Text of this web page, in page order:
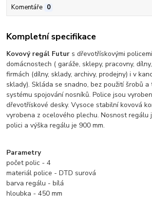
Komentáře 0
Kompletní specifikace
Kovový regál Futur s dřevotřískovými
domácnostech ( garáže, sklepy, pracovny,
firmách (dílny, sklady, archivy, prodejny) i v
sklady). Skláda se snadno, bez použití šrobů
systému spojování nosníků. Police jsou
dřevotřískové desky. Vysoce stabilní kovová
vyrobena z ocelového plechu.Nosnost regálu
polici a výška regálu je 900 mm.
Parametry
počet polic - 4
materiál police - DTD surová
barva regálu - bílá
hloubka - 450 mm